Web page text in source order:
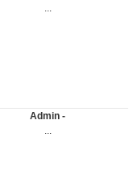
...
Admin -
...